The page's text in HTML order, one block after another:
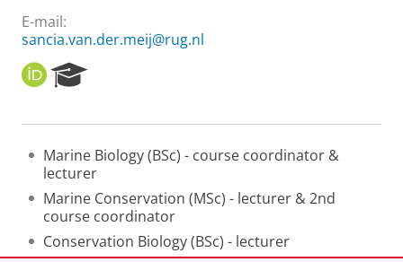
E-mail:
sancia.van.der.meij@rug.nl
O
R
I
e
r
c
h
P
r
Marine Biology (BSc) - course coordinator &
lecturer
Marine Conservation (MSc) - lecturer & 2nd
course coordinator
Conservation Biology (BSc) - lecturer